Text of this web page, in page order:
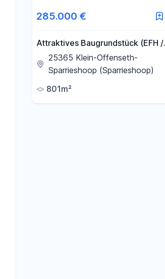
285.000 €
Attraktives Baugrundstück (EFH /
DH) mit Südausrichtung – 801 m² in
Klein Offenseth-Sparrieshoop
25365 Klein-Offenseth-
Sparrieshoop (Sparrieshoop)
801m²